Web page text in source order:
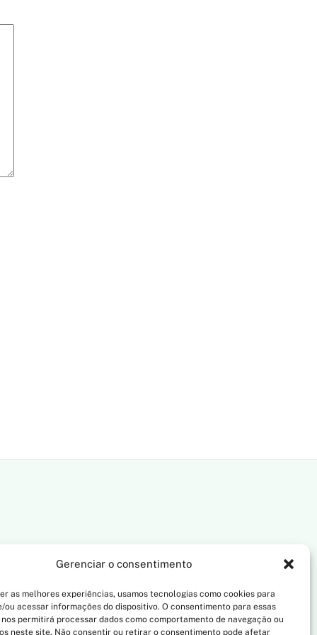
Gerenciar o consentimento
as melhores experiências, usamos tecnologias como cookies para
ou acessar informações do dispositivo. O consentimento para essas
permitirá processar dados como comportamento de navegação ou
neste site. Não consentir ou retirar o consentimento pode afetar